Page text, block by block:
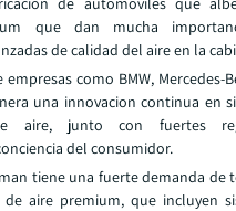
que dan mucha
de calidad del aire en la
empresas como BMW, Mercedes-
una innovacion continua en
aire, junto con fuertes
del consumidor.
tiene una fuerte demanda de
aire premium, que incluyen